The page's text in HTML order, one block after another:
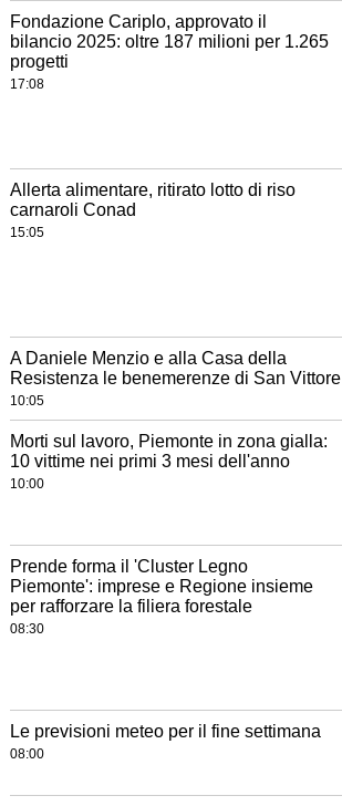
Fondazione Cariplo, approvato il
bilancio 2025: oltre 187 milioni per 1.265
progetti
17:08
Allerta alimentare, ritirato lotto di riso
carnaroli Conad
15:05
A Daniele Menzio e alla Casa della
Resistenza le benemerenze di San Vittore
10:05
Morti sul lavoro, Piemonte in zona gialla:
10 vittime nei primi 3 mesi dell'anno
10:00
Prende forma il 'Cluster Legno
Piemonte': imprese e Regione insieme
per rafforzare la filiera forestale
08:30
Le previsioni meteo per il fine settimana
08:00